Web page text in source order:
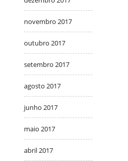
novembro 2017
outubro 2017
setembro 2017
agosto 2017
junho 2017
maio 2017
abril 2017